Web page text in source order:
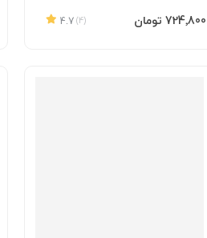
4.7 (4) ‎724٬800 تومان
افزودن به سبد